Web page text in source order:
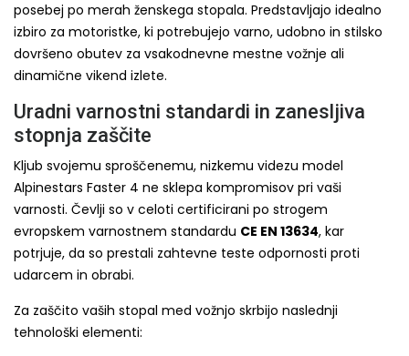
posebej po merah ženskega stopala. Predstavljajo idealno
izbiro za motoristke, ki potrebujejo varno, udobno in stilsko
dovršeno obutev za vsakodnevne mestne vožnje ali
dinamične vikend izlete.
Uradni varnostni standardi in zanesljiva
stopnja zaščite
Kljub svojemu sproščenemu, nizkemu videzu model
Alpinestars Faster 4 ne sklepa kompromisov pri vaši
varnosti. Čevlji so v celoti certificirani po strogem
evropskem varnostnem standardu CE EN 13634, kar
potrjuje, da so prestali zahtevne teste odpornosti proti
udarcem in obrabi.
Za zaščito vaših stopal med vožnjo skrbijo naslednji
tehnološki elementi: